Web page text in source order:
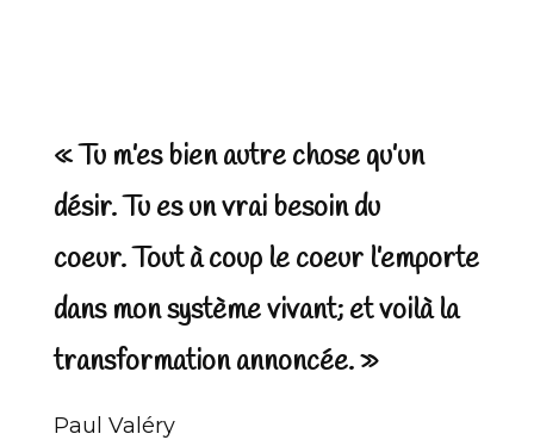
« Tu m’es bien autre chose qu’un
désir. Tu es un vrai besoin du
coeur. Tout à coup le coeur l’emporte
dans mon système vivant; et voilà la
transformation annoncée. »
Paul Valéry